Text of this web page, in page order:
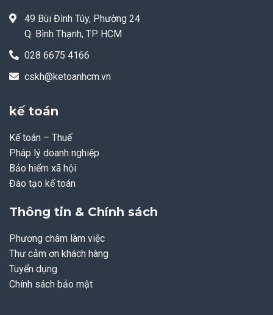
49 Bùi Đình Túy, Phường 24
Q. Bình Thạnh, TP. HCM
028 6675 4166
cskh@ketoanhcm.vn
kế toán
Kế toán – Thuế
Pháp lý doanh nghiệp
Bảo hiểm xã hội
Đào tạo kế toán
Thông tin & Chính sách
Phương châm làm việc
Thư cảm ơn khách hàng
Tuyển dụng
Chính sách bảo mật